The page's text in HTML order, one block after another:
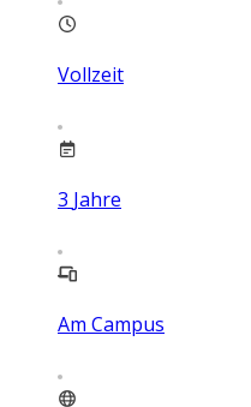
Vollzeit
3 Jahre
Am Campus